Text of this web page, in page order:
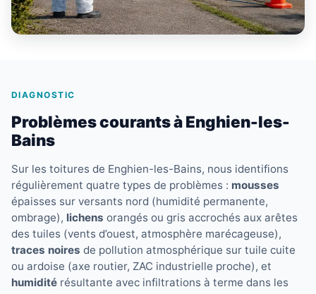
DIAGNOSTIC
Problèmes courants à Enghien-les-
Bains
Sur les toitures de Enghien-les-Bains, nous identifions
régulièrement quatre types de problèmes : mousses
épaisses sur versants nord (humidité permanente,
ombrage), lichens orangés ou gris accrochés aux arêtes
des tuiles (vents d’ouest, atmosphère marécageuse),
traces noires de pollution atmosphérique sur tuile cuite
ou ardoise (axe routier, ZAC industrielle proche), et
humidité résultante avec infiltrations à terme dans les